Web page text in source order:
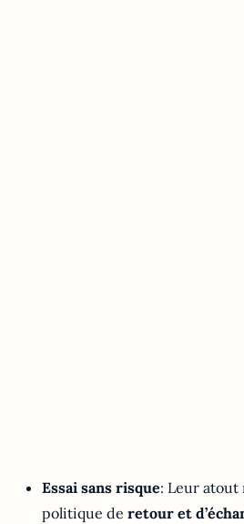
Essai sans risque: Leur atout
politique deretour et